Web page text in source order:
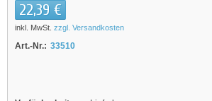
22,39 €
inkl. MwSt. zzgl. Versandkosten
Art.-Nr.: 33510